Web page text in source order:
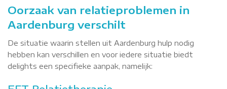
Oorzaak van relatieproblemen in
Aardenburg verschilt
De situatie waarin stellen uit Aardenburg hulp nodig
hebben kan verschillen en voor iedere situatie biedt
delights een specifieke aanpak, namelijk: